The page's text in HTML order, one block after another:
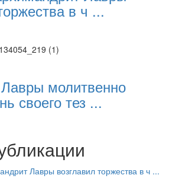
в ч ...
молитвенно
своего тез ...
Лавры возглавил торжества в ч ...